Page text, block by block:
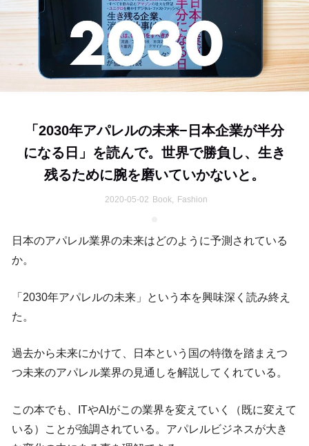
「2030年アパレルの未来−日本企業が半分
になる日」を読んで。世界で勝負し、生き
残るために腕を磨いていかないと。
2020-05-02 Book, Fashion
日本のアパレル業界の未来はどのように予測されている
か。
「2030年アパレルの未来」という本を興味深く読み終え
た。
過去から未来にかけて、日本という国の特徴を踏まえつ
つ未来のアパレル業界の見通しを解説してくれている。
この本でも、ITやAIがこの業界を変えていく（既に変えて
いる）ことが強調されている。アパレルビジネスが大き